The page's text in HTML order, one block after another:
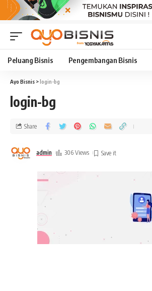
Peluang Bisnis Pengembangan Bisnis
Ayo Bisnis > login-bg
login-bg
admin 306 Views
Share